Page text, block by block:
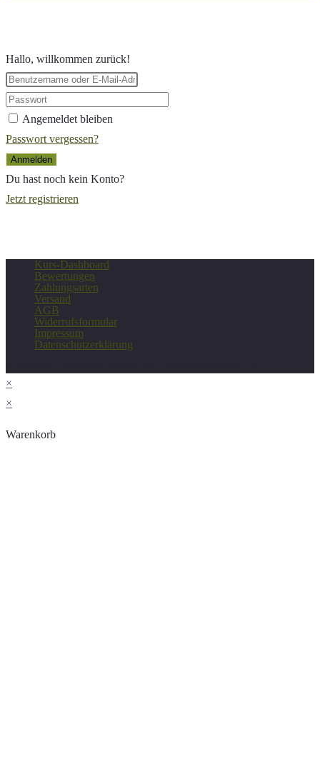
Hallo, willkommen zurück!
Angemeldet bleiben
Passwort vergessen?
Anmelden
Du hast noch kein Konto?
Jetzt registrieren
Kurs-Dashboard
Bewertungen
Zahlungsarten
Versand
AGB
Widerrufsformular
Impressum
Datenschutzerklärung
×
×
Warenkorb